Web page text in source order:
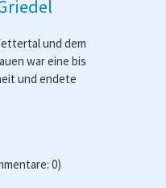
und dem
war eine bis
und endete
0)